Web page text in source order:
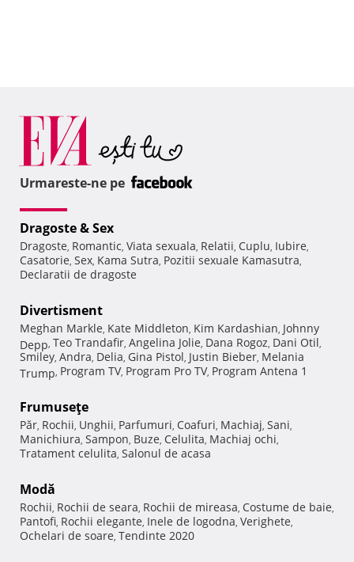
Urmareste-ne pe
Dragoste & Sex
Dragoste, Romantic, Viata sexuala, Relatii, Cuplu, Iubire,
Casatorie, Sex, Kama Sutra, Pozitii sexuale Kamasutra,
Declaratii de dragoste
Divertisment
Meghan Markle, Kate Middleton, Kim Kardashian, Johnny
Depp, Teo Trandafir, Angelina Jolie, Dana Rogoz, Dani Otil,
Smiley, Andra, Delia, Gina Pistol, Justin Bieber, Melania
Trump, Program TV, Program Pro TV, Program Antena 1
Frumuseţe
Păr, Rochii, Unghii, Parfumuri, Coafuri, Machiaj, Sani,
Manichiura, Sampon, Buze, Celulita, Machiaj ochi,
Tratament celulita, Salonul de acasa
Modă
Rochii, Rochii de seara, Rochii de mireasa, Costume de baie,
Pantofi, Rochii elegante, Inele de logodna, Verighete,
Ochelari de soare, Tendinte 2020